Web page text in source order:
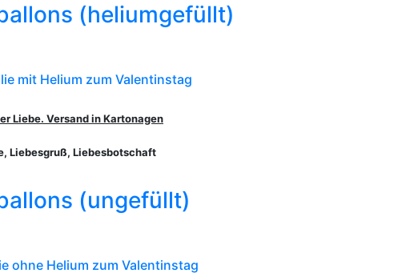
(heliumgefüllt)
mit Helium zum Valentinstag
Liebe. Versand in Kartonagen
Liebesgruß, Liebesbotschaft
(ungefüllt)
ohneHelium zum Valentinstag